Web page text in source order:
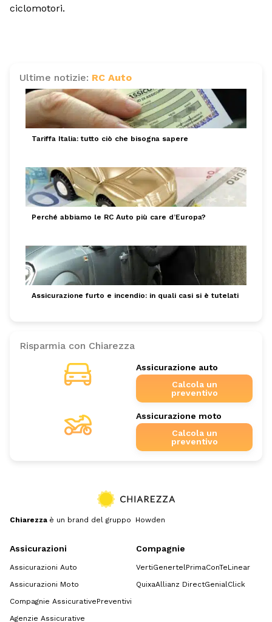
ciclomotori.
Ultime notizie: RC Auto
Tariffa Italia: tutto ciò che bisogna sapere
Perché abbiamo le RC Auto più care d’Europa?
Assicurazione furto e incendio: in quali casi si è tutelati
Risparmia con Chiarezza
Assicurazione auto
Calcola un
preventivo
Assicurazione moto
Calcola un
preventivo
Chiarezza è un brand del gruppo Howden
Assicurazioni
Assicurazioni Auto
Assicurazioni Moto
Compagnie AssicurativePreventivi
Agenzie Assicurative
Compagnie
VertiGenertelPrimaConTeLinear
QuixaAllianz DirectGenialClick